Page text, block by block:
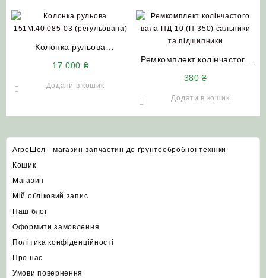
Т-150 (з двигуном ЯМЗ)
Колонка рульова
Т-17021 Т-17221
17 000 ₴
Додати в кошик
Ремкомплект колінчастого
380₴
Додати в кошик
АгроШел - магазин запчастин до ґрунтообробної техніки
Кошик
Магазин
Мій обліковий запис
Наш блог
Оформити замовлення
Політика конфіденційності
Про нас
Умови повернення